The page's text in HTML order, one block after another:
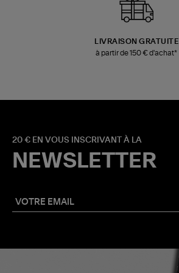
LIVRAISON GRATUITE
à partir de 150 € d'achat*
20 € EN VOUS INSCRIVANT À LA
NEWSLETTER